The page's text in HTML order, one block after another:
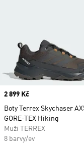
Price
2 899 Kč
Boty Terrex Skychaser
GORE-TEX Hiking
Muži TERREX
8 barvy/ev